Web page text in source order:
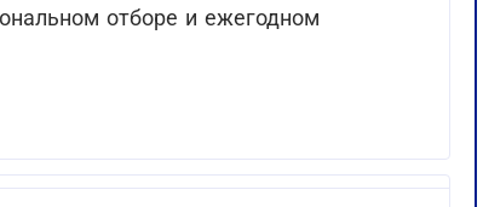
отборе и ежегодном